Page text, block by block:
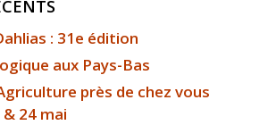
: 31e édition
aux Pays-Bas
près de chez vous
24 mai